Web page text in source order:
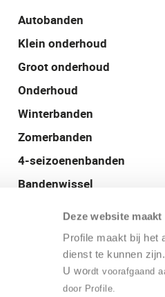
Deze website
Profile maakt bij het
dienst te kunnen zijn.
U wordt voorafgaand
door Profile.
Autobanden
Klein onderhoud
Groot onderhoud
Onderhoud
Winterbanden
Zomerbanden
4-seizoenenbanden
Bandenwissel
Balanceren
Airco onderhoud